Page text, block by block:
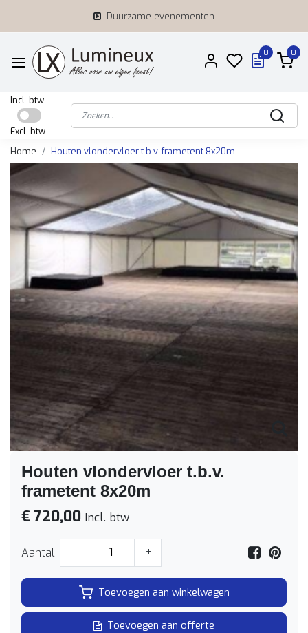
Duurzame evenementen
0 0
Incl. btw
Excl. btw
Home
Houten vlondervloer t.b.v. frametent 8x20m
Houten vlondervloer t.b.v.
frametent 8x20m
€ 720,00 Incl. btw
Aantal - +
Toevoegen aan winkelwagen
Toevoegen aan offerte